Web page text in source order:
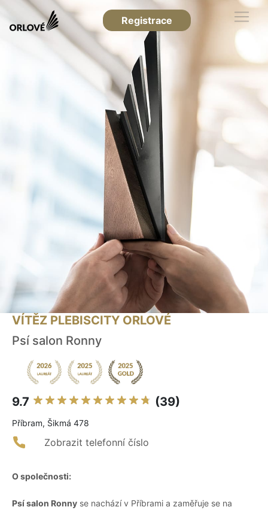
Registrace
VÍTĚZ PLEBISCITY ORLOVÉ
Psí salon Ronny
9.7 (39)
Příbram, Šikmá 478
Zobrazit telefonní číslo
O společnosti:
Psí salon Ronny se nachází v Příbrami a zaměřuje se na